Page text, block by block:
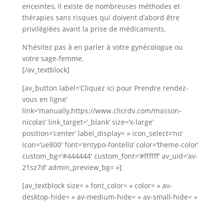
enceintes, il existe de nombreuses méthodes et
thérapies sans risques qui doivent d’abord être
privilégiées avant la prise de médicaments.
N’hésitez pas à en parler à votre gynécologue ou
votre sage-femme.
[/av_textblock]
[av_button label=’Cliquez ici pour Prendre rendez-
vous en ligne’
link=’manually,https://www.clicrdv.com/masson-
nicolas’ link_target=’_blank’ size=’x-large’
position=’center’ label_display= » icon_select=’no’
icon=’ue800′ font=’entypo-fontello’ color=’theme-color’
custom_bg=’#444444′ custom_font=’#ffffff’ av_uid=’av-
21sz7d’ admin_preview_bg= »]
[av_textblock size= » font_color= » color= » av-
desktop-hide= » av-medium-hide= » av-small-hide= »